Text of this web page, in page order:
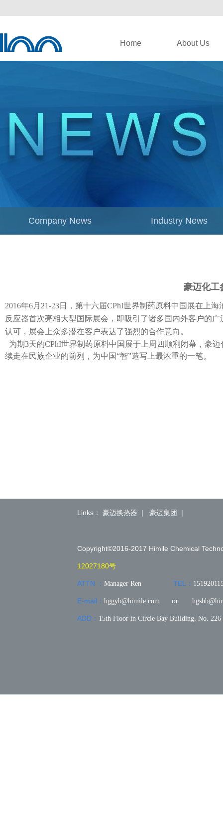
Home About Us
Company News Industry News
豪迈化工
2016年6月21-23日，第十六届CPhI世界制药原料中国展在上
反应器首次亮相大型国际展会，即吸引了诸多国内外客户的
认可，展会上众多潜在客户表达了强烈的合作意向。
为期3天的CPhI世界制药原料中国展于上周四顺利闭幕，豪
续走在民族企业的前列，为中国“智”造写上最浓重的一笔。
Links： 豪迈换热器 | 豪迈集团 |
Copyright©2016-2017 Himile Chemical
12027180号
ATTN ： Manager Ren TEL：
E-mail ： hggyb@himile.com or
ADD： 15th Floor in Circle Bay Building, No. 226